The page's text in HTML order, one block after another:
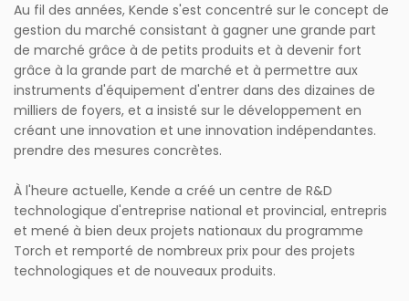
Au fil des années, Kende s'est concentré sur le concept de
gestion du marché consistant à gagner une grande part
de marché grâce à de petits produits et à devenir fort
grâce à la grande part de marché et à permettre aux
instruments d'équipement d'entrer dans des dizaines de
milliers de foyers, et a insisté sur le développement en
créant une innovation et une innovation indépendantes.
prendre des mesures concrètes.
À l'heure actuelle, Kende a créé un centre de R&D
technologique d'entreprise national et provincial, entrepris
et mené à bien deux projets nationaux du programme
Torch et remporté de nombreux prix pour des projets
technologiques et de nouveaux produits.